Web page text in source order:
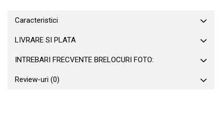
Caracteristici
LIVRARE SI PLATA
INTREBARI FRECVENTE BRELOCURI FOTO:
Review-uri (0)